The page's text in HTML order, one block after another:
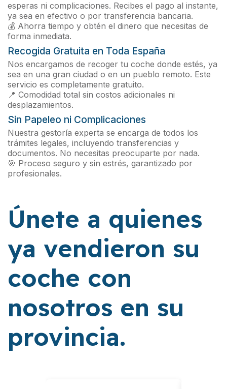
esperas ni complicaciones. Recibes el pago al instante,
ya sea en efectivo o por transferencia bancaria.
💰 Ahorra tiempo y obtén el dinero que necesitas de
forma inmediata.
Recogida Gratuita en Toda España
Nos encargamos de recoger tu coche donde estés, ya
sea en una gran ciudad o en un pueblo remoto. Este
servicio es completamente gratuito.
📍 Comodidad total sin costos adicionales ni
desplazamientos.
Sin Papeleo ni Complicaciones
Nuestra gestoría experta se encarga de todos los
trámites legales, incluyendo transferencias y
documentos. No necesitas preocuparte por nada.
🎯 Proceso seguro y sin estrés, garantizado por
profesionales.
Únete a quienes
ya vendieron su
coche con
nosotros en su
provincia.